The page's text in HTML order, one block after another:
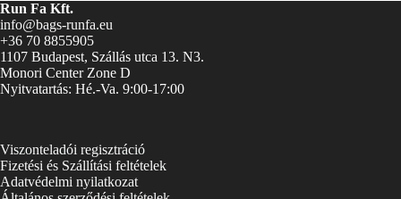
Run Fa Kft.
info@bags-runfa.eu
+36 70 8855905
1107 Budapest, Szállás utca 13. N3.
Monori Center Zone D
Nyitvatartás: Hé.-Va. 9:00-17:00
Viszonteladói regisztráció
Fizetési és Szállítási feltételek
Adatvédelmi nyilatkozat